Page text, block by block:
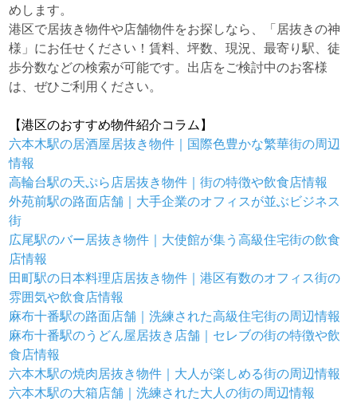
めします。
港区で居抜き物件や店舗物件をお探しなら、「居抜きの神
様」にお任せください！賃料、坪数、現況、最寄り駅、徒
歩分数などの検索が可能です。出店をご検討中のお客様
は、ぜひご利用ください。
【港区のおすすめ物件紹介コラム】
六本木駅の居酒屋居抜き物件｜国際色豊かな繁華街の周辺
情報
高輪台駅の天ぷら店居抜き物件｜街の特徴や飲食店情報
外苑前駅の路面店舗｜大手企業のオフィスが並ぶビジネス
街
広尾駅のバー居抜き物件｜大使館が集う高級住宅街の飲食
店情報
田町駅の日本料理店居抜き物件｜港区有数のオフィス街の
雰囲気や飲食店情報
麻布十番駅の路面店舗｜洗練された高級住宅街の周辺情報
麻布十番駅のうどん屋居抜き店舗｜セレブの街の特徴や飲
食店情報
六本木駅の焼肉居抜き物件｜大人が楽しめる街の周辺情報
六本木駅の大箱店舗｜洗練された大人の街の周辺情報